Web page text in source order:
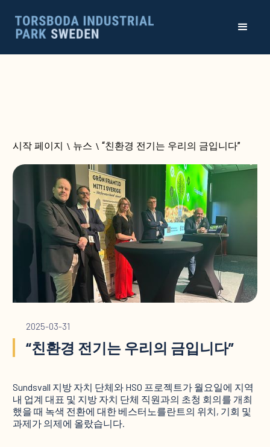
시작 페이지 \ 뉴스 \ “친환경 전기는 우리의 금입니다”
2025-03-31
“친환경 전기는 우리의 금입니다”
Sundsvall 지방 자치 단체와 HSO 프로젝트가 월요일에 지역
내 업계 대표 및 지방 자치 단체 직원과의 초청 회의를 개최
했을 때 녹색 전환에 대한 베스터노를란트의 위치, 기회 및
과제가 의제에 올랐습니다.